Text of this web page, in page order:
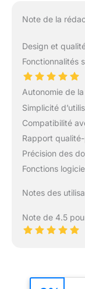
Note de la
Design et
Fonctionnalités
Autonomie de
Simplicité
Compatibilité
Rapport
Précision des
Fonctions
Notes des
Note de 4.5